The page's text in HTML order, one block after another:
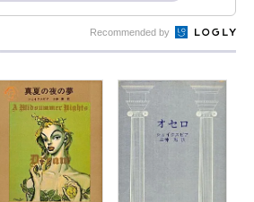
Recommended by